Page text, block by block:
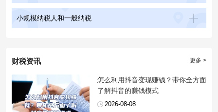
小规模纳税人和一般纳税
更多 >
财税资讯
​怎么利用抖音变现赚钱？带你全方面
了解抖音的赚钱模式
2026-08-08